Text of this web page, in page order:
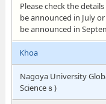
Please check the
be announced in July
be announced in
Khoa
Nagoya University
Scienceｓ)